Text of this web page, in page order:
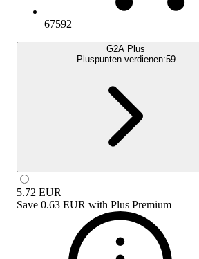
67592
G2A Plus
Pluspunten verdienen:59
5.72 EUR
Save 0.63 EUR with Plus Premium